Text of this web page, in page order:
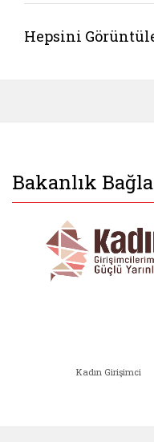
Hepsini
Bakanlık
Kadın Girişimci